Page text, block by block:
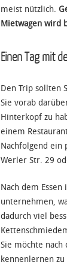
meist nützlich.
Mietwagen wird
Einen Tag mit
Den Trip sollten
Sie vorab
Hinterkopf zu
einem
Nachfolgend ein
Werler Str. 29
Nach dem
unternehmen,
dadurch viel
Sie möchte
kennenlernen